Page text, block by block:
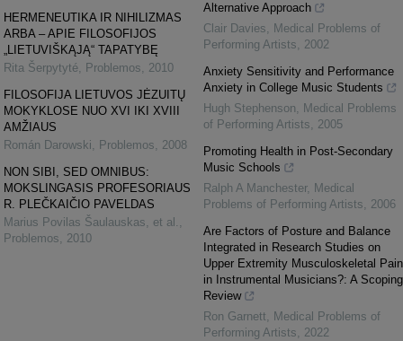
HERMENEUTIKA IR NIHILIZMAS
ARBA – APIE FILOSOFIJOS
„LIETUVIŠKĄJĄ“ TAPATYBĘ
Rita Šerpytyté, Problemos, 2010
FILOSOFIJA LIETUVOS JĖZUITŲ
MOKYKLOSE NUO XVI IKI XVIII
AMŽIAUS
Román Darowski, Problemos, 2008
NON SIBI, SED OMNIBUS:
MOKSLINGASIS PROFESORIAUS
R. PLEČKAIČIO PAVELDAS
Marius Povilas Šaulauskas, et al. ,
Problemos, 2010
Alternative Approach
Clair Davies, Medical Problems of
Performing Artists, 2002
Anxiety Sensitivity and Performance
Anxiety in College Music Students
Hugh Stephenson, Medical Problems
of Performing Artists, 2005
Promoting Health in Post-Secondary
Music Schools
Ralph A Manchester, Medical
Problems of Performing Artists, 2006
Are Factors of Posture and Balance
Integrated in Research Studies on
Upper Extremity Musculoskeletal Pain
in Instrumental Musicians?: A Scoping
Review
Ron Garnett, Medical Problems of
Performing Artists, 2022